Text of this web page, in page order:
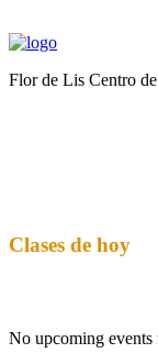
Flor de Lis Centro
Clases de hoy
No upcoming events